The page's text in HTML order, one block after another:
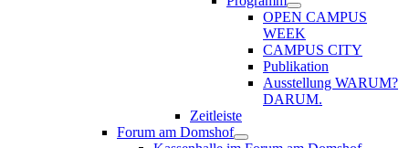
OPEN CAMPUS
WEEK
CAMPUS CITY
Publikation
Ausstellung WARUM?
DARUM.
Zeitleiste
Forum am Domshof